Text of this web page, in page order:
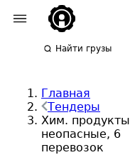
Найти грузы
Главная
Тендеры
Хим. продукты
неопасные, 6
перевозок